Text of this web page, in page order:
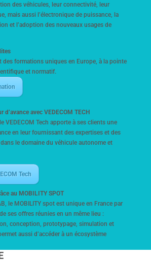
des véhicules, leur connectivité, leur
mais aussi l’électronique de puissance, la
et l’adoption des nouveaux usages de
des formations uniques en Europe, à la pointe
et normatif.
d’avance avec VEDECOM TECH
VEDECOM Tech apporte à ses clients une
en leur fournissant des expertises et des
le domaine du véhicule autonome et
Tech
au MOBILITY SPOT
le MOBILITY spot est unique en France par
ses offres réunies en un même lieu :
conception, prototypage, simulation et
aussi d’accéder à un écosystème